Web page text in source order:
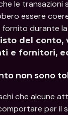
le transazioni
essere
fornito durante
del conto,
e fornitori,
non sono
che alcune
per il